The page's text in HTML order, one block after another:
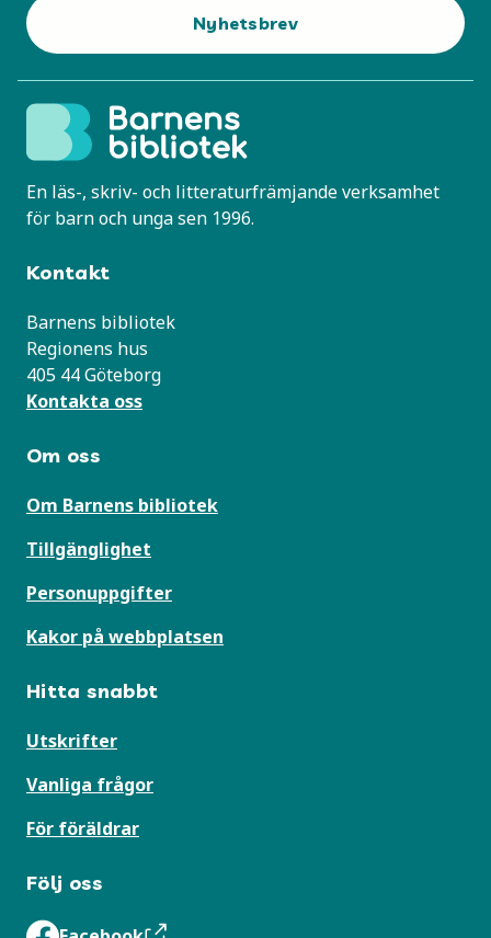
Nyhetsbrev
En läs-, skriv- och litteraturfrämjande verksamhet
för barn och unga sen 1996.
Kontakt
Barnens bibliotek
Regionens hus
405 44 Göteborg
Kontakta oss
Om oss
Om Barnens bibliotek
Tillgänglighet
Personuppgifter
Kakor på webbplatsen
Hitta snabbt
Utskrifter
Vanliga frågor
För föräldrar
Följ oss